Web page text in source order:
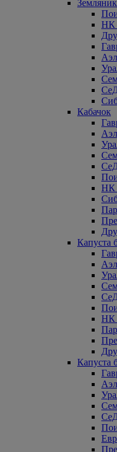
НК
Кабачок
НК
Капуста
НК
Капуста